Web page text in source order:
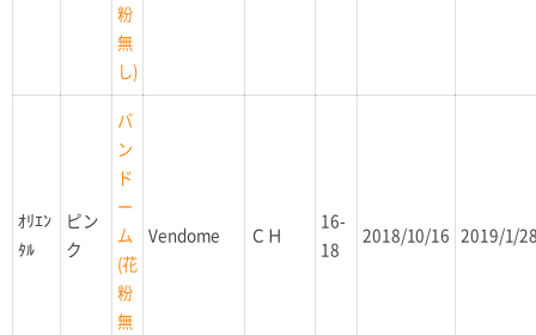
粉
無
し)
ｵﾘｴﾝ
ﾀﾙ
ピン
ク
バ
ン
ド
ー
ム
(花
粉
無
Vendome ＣＨ
16-
18
2018/10/16 2019/1/